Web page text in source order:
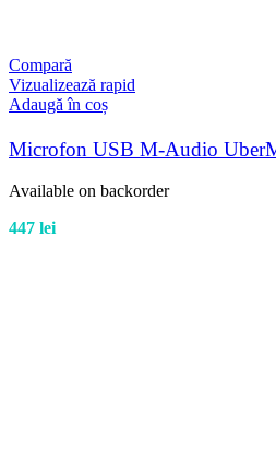
Compară
Vizualizează rapid
Adaugă în coș
Microfon USB M-Audio
Available on backorder
447 lei